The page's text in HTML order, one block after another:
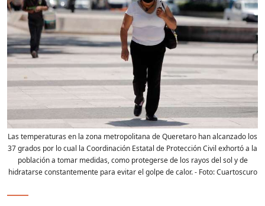
Las temperaturas en la zona metropolitana de Queretaro han alcanzado los
37 grados por lo cual la Coordinación Estatal de Protección Civil exhortó a la
población a tomar medidas, como protegerse de los rayos del sol y de
hidratarse constantemente para evitar el golpe de calor.- Foto:Cuartoscuro